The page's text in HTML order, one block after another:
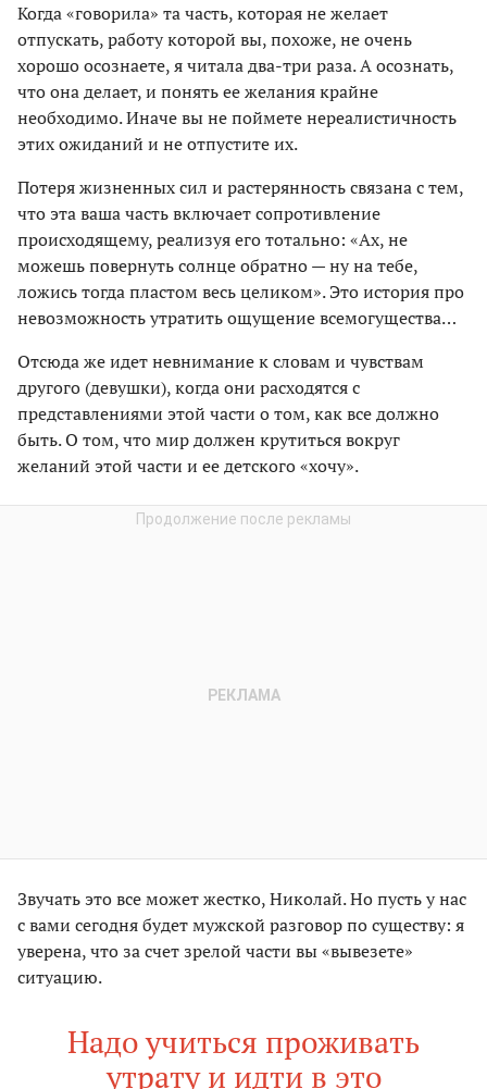
Когда «говорила» та часть, которая не желает
отпускать, работу которой вы, похоже, не очень
хорошо осознаете, я читала два-три раза. А осознать,
что она делает, и понять ее желания крайне
необходимо. Иначе вы не поймете нереалистичность
этих ожиданий и не отпустите их.
Потеря жизненных сил и растерянность связана с тем,
что эта ваша часть включает сопротивление
происходящему, реализуя его тотально: «Ах, не
можешь повернуть солнце обратно — ну на тебе,
ложись тогда пластом весь целиком». Это история про
невозможность утратить ощущение всемогущества…
Отсюда же идет невнимание к словам и чувствам
другого (девушки), когда они расходятся с
представлениями этой части о том, как все должно
быть. О том, что мир должен крутиться вокруг
желаний этой части и ее детского «хочу».
Звучать это все может жестко, Николай. Но пусть у нас
с вами сегодня будет мужской разговор по существу: я
уверена, что за счет зрелой части вы «вывезете»
ситуацию.
Надо учиться проживать
утрату и идти в это